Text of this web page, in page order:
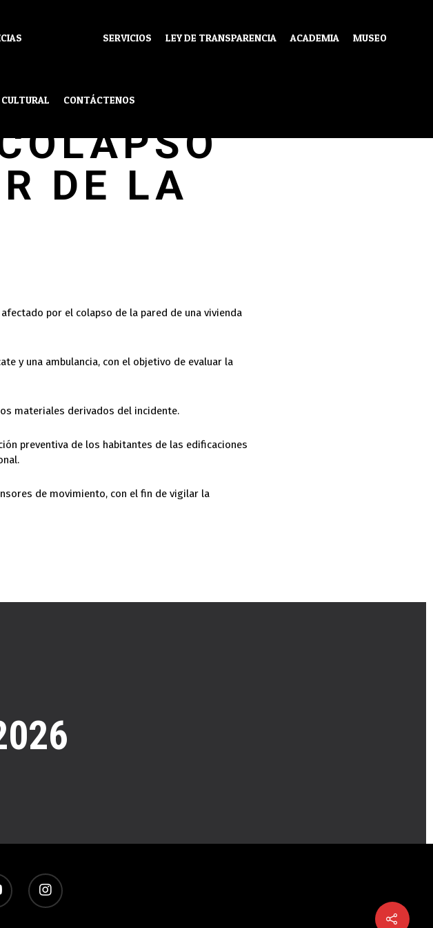
SERVICIOS LEY DE TRANSPARENCIA ACADEMIA MUSEO
CONTÁCTENOS
SE VIO
DE LA
por el colapso de la pared de una vivienda
y una ambulancia, con el objetivo de evaluar la
materiales derivados del incidente.
preventiva de los habitantes de las edificaciones
de movimiento, con el fin de vigilar la